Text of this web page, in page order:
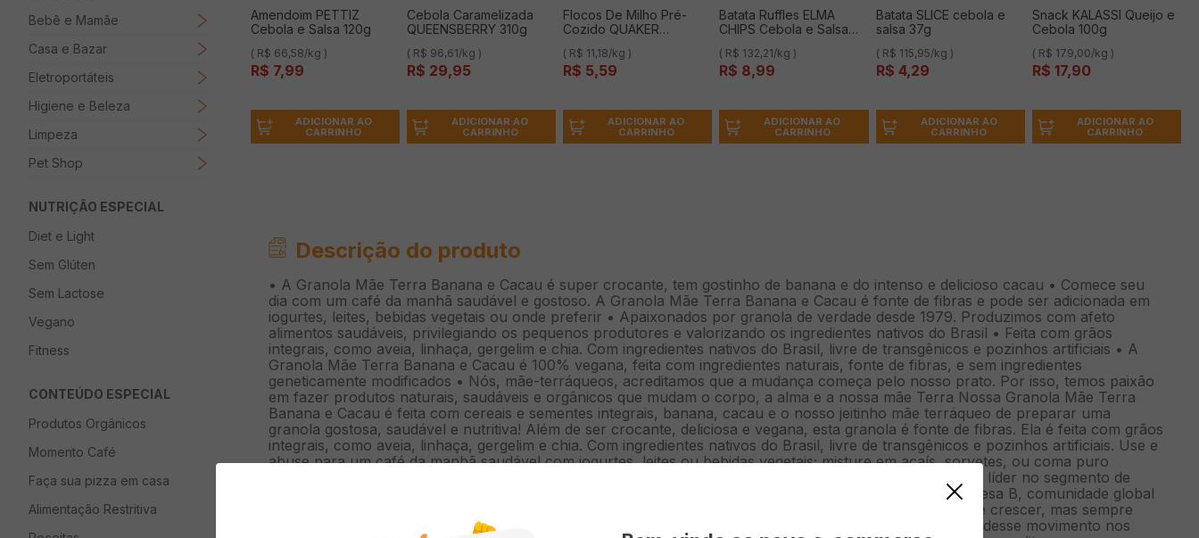
Bebê e Mamãe
Casa e Bazar
Eletroportáteis
Higiene e Beleza
Limpeza
Pet Shop
NUTRIÇÃO ESPECIAL
Diet e Light
Sem Glúten
Sem Lactose
Vegano
Fitness
CONTEÚDO ESPECIAL
Produtos Orgânicos
Momento Café
Faça sua pizza em casa
Alimentação Restritiva
Amendoim PETTIZ
Cebola e Salsa 120g
( R$ 66,58/kg )
R$ 7,99
ADICIONAR AO
CARRINHO
Cebola Caramelizada
QUEENSBERRY 310g
( R$ 96,61/kg )
R$ 29,95
ADICIONAR AO
CARRINHO
Flocos De Milho Pré-
Cozido QUAKER
( R$ 11,18/kg )
R$ 5,59
ADICIONAR AO
CARRINHO
Batata Ruffles ELMA
CHIPS Cebola e Salsa
( R$ 132,21/kg )
R$ 8,99
ADICIONAR AO
CARRINHO
Batata SLICE cebola e
salsa 37g
( R$ 115,95/kg )
R$ 4,29
ADICIONAR AO
CARRINHO
Snack KALASSI Queijo e
Cebola 100g
( R$ 179,00/kg )
R$ 17,90
ADICIONAR AO
CARRINHO
Descrição do produto
• A Granola Mãe Terra Banana e Cacau é super crocante, tem gostinho de banana e do intenso e delicioso cacau • Comece seu
dia com um café da manhã saudável e gostoso. A Granola Mãe Terra Banana e Cacau é fonte de fibras e pode ser adicionada em
iogurtes, leites, bebidas vegetais ou onde preferir • Apaixonados por granola de verdade desde 1979. Produzimos com afeto
alimentos saudáveis, privilegiando os pequenos produtores e valorizando os ingredientes nativos do Brasil • Feita com grãos
integrais, como aveia, linhaça, gergelim e chia. Com ingredientes nativos do Brasil, livre de transgênicos e pozinhos artificiais • A
Granola Mãe Terra Banana e Cacau é 100% vegana, feita com ingredientes naturais, fonte de fibras, e sem ingredientes
geneticamente modificados • Nós, mãe-terráqueos, acreditamos que a mudança começa pelo nosso prato. Por isso, temos paixão
em fazer produtos naturais, saudáveis e orgânicos que mudam o corpo, a alma e a nossa mãe Terra Nossa Granola Mãe Terra
Banana e Cacau é feita com cereais e sementes integrais, banana, cacau e o nosso jeitinho mãe terráqueo de preparar uma
granola gostosa, saudável e nutritiva! Além de ser crocante, deliciosa e vegana, esta granola é fonte de fibras. Ela é feita com grãos
integrais, como aveia, linhaça, gergelim e chia. Com ingredientes nativos do Brasil, livre de transgênicos e pozinhos artificiais. Use e
abuse para um café da manhã saudável com iogurtes, leites ou bebidas vegetais; misture em açaís, sorvetes, ou coma puro
quando bater uma fome durante o dia! De qualquer jeito, é sensacional! Fundada em 1979, a Mãe Terra é líder no segmento de
alimentos naturais e orgânicos no Brasil. E é com muita alegria que podemos dizer que somos uma Empresa B, comunidade global
de organizações que buscam o desenvolvimento socioambiental, além de econômico. Temos o desafio de crescer, mas sempre
respeitando os limites da natureza, valorizando a preservação ambiental e com cuidado social. Ser parte desse movimento nos